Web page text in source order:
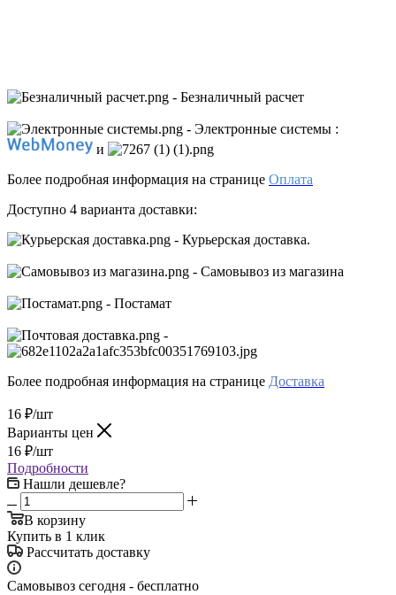
- Безналичный расчет
- Электронные системы :
и
Более подробная информация на странице Оплата
Доступно 4 варианта доставки:
- Курьерская доставка.
- Самовывоз из магазина
- Постамат
-
Более подробная информация на странице Доставка
16 ₽/шт
Варианты цен
16 ₽/шт
Подробности
Нашли дешевле?
В корзину
Купить в 1 клик
Рассчитать доставку
Самовывоз сегодня - бесплатно